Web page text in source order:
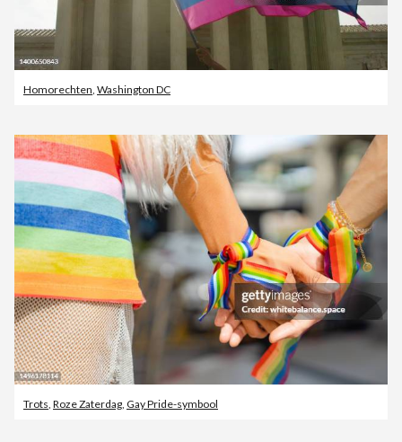
Homorechten, Washington DC
Trots Roze Zaterdag Gay Pride-symbool